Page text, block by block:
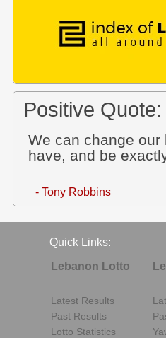
Positive Quote:
We can change our
have, and be
- Tony Robbins
Quick Links:
Lebanon Lotto
Latest Results
Past Results
Lotto Statistics